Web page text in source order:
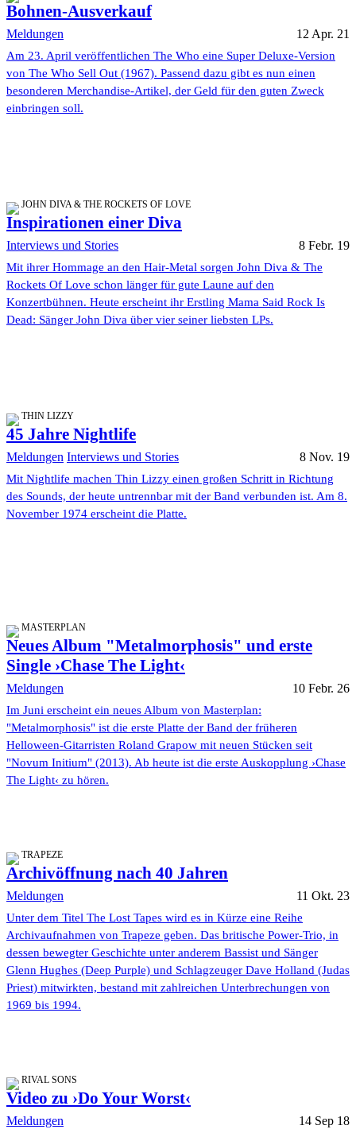
Bohnen-Ausverkauf
Meldungen 12 Apr. 21
Am 23. April veröffentlichen The Who eine Super Deluxe-Version
von The Who Sell Out (1967). Passend dazu gibt es nun einen
besonderen Merchandise-Artikel, der Geld für den guten Zweck
einbringen soll.
JOHN DIVA & THE ROCKETS OF LOVE
Inspirationen einer Diva
Interviews und Stories 8 Febr. 19
Mit ihrer Hommage an den Hair-Metal sorgen John Diva & The
Rockets Of Love schon länger für gute Laune auf den
Konzertbühnen. Heute erscheint ihr Erstling Mama Said Rock Is
Dead: Sänger John Diva über vier seiner liebsten LPs.
THIN LIZZY
45 Jahre Nightlife
Meldungen Interviews und Stories 8 Nov. 19
Mit Nightlife machen Thin Lizzy einen großen Schritt in Richtung
des Sounds, der heute untrennbar mit der Band verbunden ist. Am 8.
November 1974 erscheint die Platte.
MASTERPLAN
Neues Album "Metalmorphosis" und erste
Single ›Chase The Light‹
Meldungen 10 Febr. 26
Im Juni erscheint ein neues Album von Masterplan:
"Metalmorphosis" ist die erste Platte der Band der früheren
Helloween-Gitarristen Roland Grapow mit neuen Stücken seit
"Novum Initium" (2013). Ab heute ist die erste Auskopplung ›Chase
The Light‹ zu hören.
TRAPEZE
Archivöffnung nach 40 Jahren
Meldungen 11 Okt. 23
Unter dem Titel The Lost Tapes wird es in Kürze eine Reihe
Archivaufnahmen von Trapeze geben. Das britische Power-Trio, in
dessen bewegter Geschichte unter anderem Bassist und Sänger
Glenn Hughes (Deep Purple) und Schlagzeuger Dave Holland (Judas
Priest) mitwirkten, bestand mit zahlreichen Unterbrechungen von
1969 bis 1994.
RIVAL SONS
Video zu ›Do Your Worst‹
Meldungen 14 Sep 18